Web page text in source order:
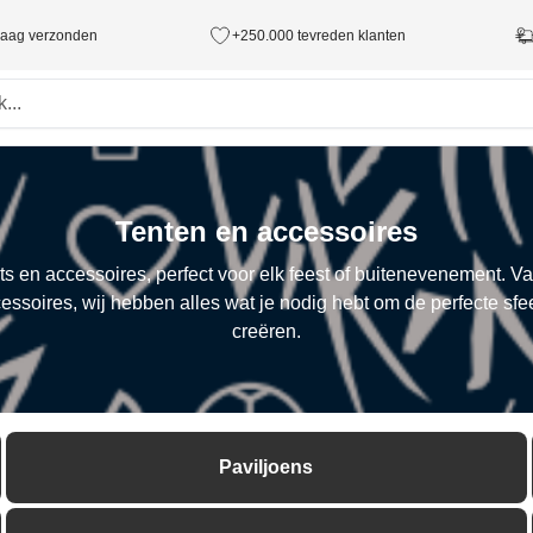
verzonden +250.000 tevreden klanten
Tenten en accessoires
en accessoires, perfect voor elk feest of buitenevenement.
wij hebben alles wat je nodig hebt om de perfecte
creëren.
Paviljoens